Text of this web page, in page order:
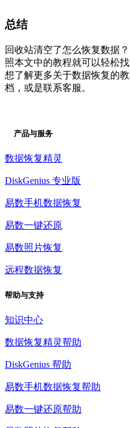
总结
回收站清空了怎么恢复数据
照本文中的教程就可以轻松
想了解更多关于数据恢复的
档，或是联系客服。
产品与服务
数据恢复精灵
DiskGenius 专业版
易数手机数据恢复
易数一键还原
易数照片恢复
远程数据恢复
帮助与支持
知识中心
数据恢复精灵帮助
DiskGenius 帮助
易数手机数据恢复帮助
易数一键还原帮助